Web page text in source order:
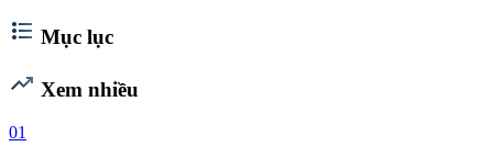
format_list_bulleted Mục lục
trending_up Xem nhiều
01